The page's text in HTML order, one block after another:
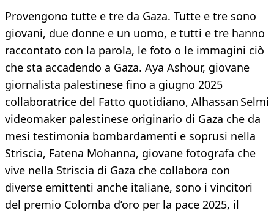
Provengono tutte e tre da Gaza. Tutte e tre sono
giovani, due donne e un uomo, e tutti e tre hanno
raccontato con la parola, le foto o le immagini ciò
che sta accadendo a Gaza. Aya Ashour, giovane
giornalista palestinese fino a giugno 2025
collaboratrice del Fatto quotidiano, Alhassan Selmi
videomaker palestinese originario di Gaza che da
mesi testimonia bombardamenti e soprusi nella
Striscia, Fatena Mohanna, giovane fotografa che
vive nella Striscia di Gaza che collabora con
diverse emittenti anche italiane, sono i vincitori
del premio Colomba d’oro per la pace 2025, il